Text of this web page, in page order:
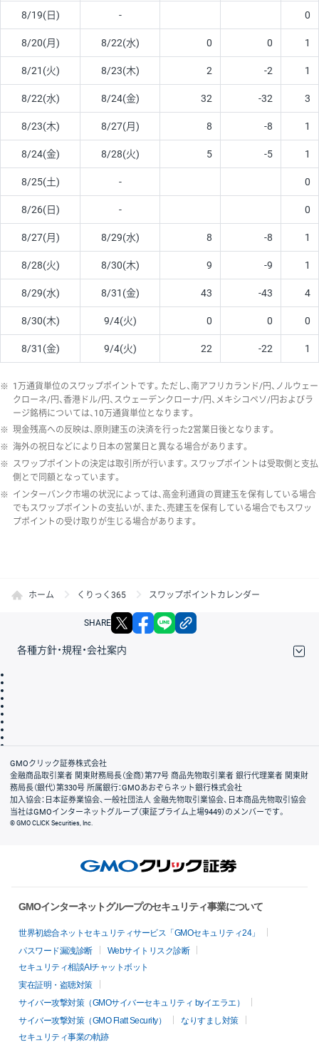
8/19(日) - 0
8/20(月) 8/22(水) 0 0 1
8/21(火) 8/23(木) 2 -2 1
8/22(水) 8/24(金) 32 -32 3
8/23(木) 8/27(月) 8 -8 1
8/24(金) 8/28(火) 5 -5 1
8/25(土) - 0
8/26(日) - 0
8/27(月) 8/29(水) 8 -8 1
8/28(火) 8/30(木) 9 -9 1
8/29(水) 8/31(金) 43 -43 4
8/30(木) 9/4(火) 0 0 0
8/31(金) 9/4(火) 22 -22 1
※ 1万通貨単位のスワップポイントです。ただし、南アフリカランド/円、ノルウェー
クローネ/円、香港ドル/円、スウェーデンクローナ/円、メキシコペソ/円およびラ
ージ銘柄については、10万通貨単位となります。
※ 現金残高への反映は、原則建玉の決済を行った2営業日後となります。
※ 海外の祝日などにより日本の営業日と異なる場合があります。
※ スワップポイントの決定は取引所が行います。スワップポイントは受取側と支払
側とで同額となっています。
※ インターバンク市場の状況によっては、高金利通貨の買建玉を保有している場合
でもスワップポイントの支払いが、また、売建玉を保有している場合でもスワッ
プポイントの受け取りが生じる場合があります。
ホーム くりっく365 スワップポイントカレンダー
SHARE X facebook
各種方針・規程・会社案内
会社案内
GMOクリック証券株式会社
金融商品取引業者 関東財務局長（金商）第77号 商品先物取引業者 銀行代理業者 関東財
務局長（銀代）第330号 所属銀行：GMOあおぞらネット銀行株式会社
加入協会：日本証券業協会、一般社団法人 金融先物取引業協会、日本商品先物取引協会
当社はGMOインターネットグループ（東証プライム上場9449）のメンバーです。
© GMO CLICK Securities, Inc.
GMOインターネットグループのセキュリティ事業について
世界初総合ネットセキュリティサービス「GMOセキュリティ24」
パスワード漏洩診断
Webサイトリスク診断
セキュリティ相談AIチャットボット
実在証明・盗聴対策
サイバー攻撃対策（GMOサイバーセキュリティ byイエラエ）
サイバー攻撃対策（GMO Flatt Security）
なりすまし対策
セキュリティ事業の軌跡